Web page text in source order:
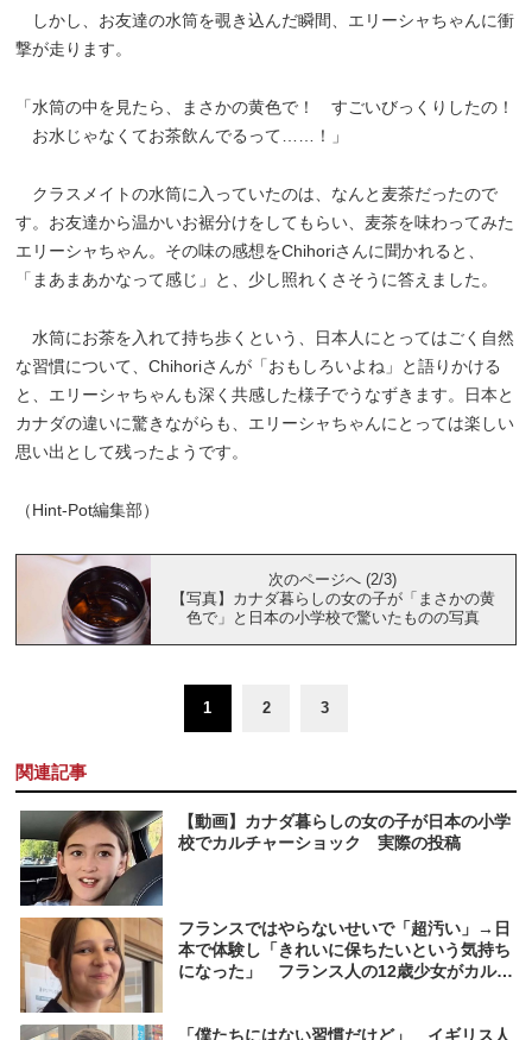
しかし、お友達の水筒を覗き込んだ瞬間、エリーシャちゃんに衝
撃が走ります。
「水筒の中を見たら、まさかの黄色で！ すごいびっくりしたの！
お水じゃなくてお茶飲んでるって……！」
クラスメイトの水筒に入っていたのは、なんと麦茶だったので
す。お友達から温かいお裾分けをしてもらい、麦茶を味わってみた
エリーシャちゃん。その味の感想をChihoriさんに聞かれると、
「まあまあかなって感じ」と、少し照れくさそうに答えました。
水筒にお茶を入れて持ち歩くという、日本人にとってはごく自然
な習慣について、Chihoriさんが「おもしろいよね」と語りかける
と、エリーシャちゃんも深く共感した様子でうなずきます。日本と
カナダの違いに驚きながらも、エリーシャちゃんにとっては楽しい
思い出として残ったようです。
（Hint-Pot編集部）
次のページへ (2/3)
【写真】カナダ暮らしの女の子が「まさかの黄
色で」と日本の小学校で驚いたものの写真
1 2 3
関連記事
【動画】カナダ暮らしの女の子が日本の小学
校でカルチャーショック 実際の投稿
フランスではやらないせいで「超汚い」→日
本で体験し「きれいに保ちたいという気持ち
になった」 フランス人の12歳少女がカルチ
「僕たちにはない習慣だけど」 イギリス人